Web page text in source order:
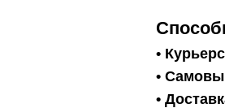
•
•
•